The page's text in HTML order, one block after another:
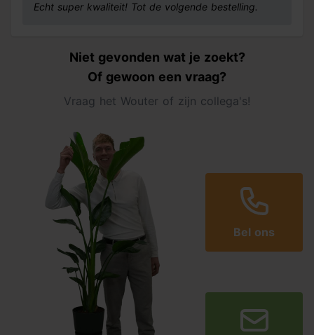
Echt super kwaliteit! Tot de volgende bestelling.
Niet gevonden wat je zoekt?
Of gewoon een vraag?
Vraag het Wouter of zijn collega's!
Bel ons